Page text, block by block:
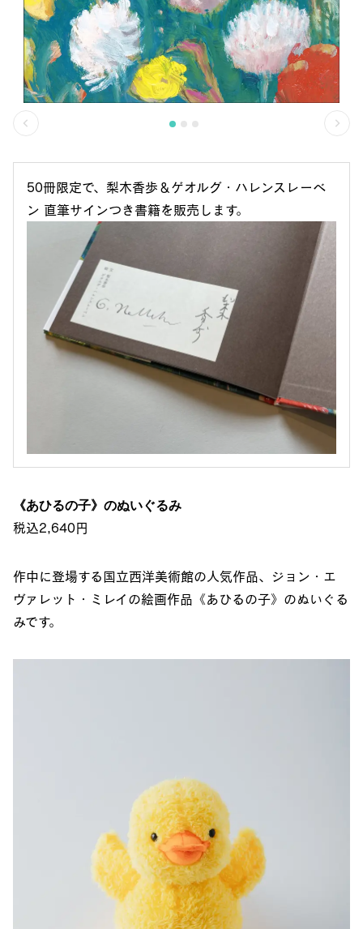
50冊限定で、梨木香歩＆ゲオルグ・ハレンスレーベ
ン 直筆サインつき書籍を販売します。
《あひるの子》のぬいぐるみ
税込2,640円
作中に登場する国立西洋美術館の人気作品、ジョン・エ
ヴァレット・ミレイの絵画作品《あひるの子》のぬいぐる
みです。